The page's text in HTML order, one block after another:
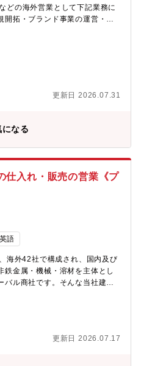
どの海外営業として下記業務に
開拓・ブランド事業の運営・海
売営業に関するすべての業務。
中心とした海外企業（セレクト
メインに従事して頂きます。主
会の反響営業や中国の百貨店や
に2～4回、長くて2週間程度
ーイズの配属となります※神戸
らもお選びいただけます
更新日 2026.07.31
になる
仕入れ・販売の営業《プ
英語
海外42社で構成され、国内及び
鉄金属・機械・溶材を主体とし
バル商社です。そんな当社建機
する国内外向け機械/部品/設備の
・業界の専門知識は入社後の
、ご安心ください【配属先】■機
戸機械部 建機部品グループ
更新日 2026.07.17